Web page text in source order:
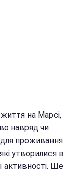
на Марсі,
навряд чи
проживання
утворилися в
активності. Ще